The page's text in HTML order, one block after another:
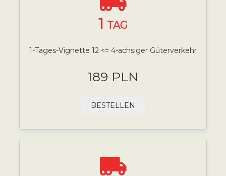
1 TAG
1-Tages-Vignette 12 <= 4-achsiger Güterverkehr
189 PLN
BESTELLEN